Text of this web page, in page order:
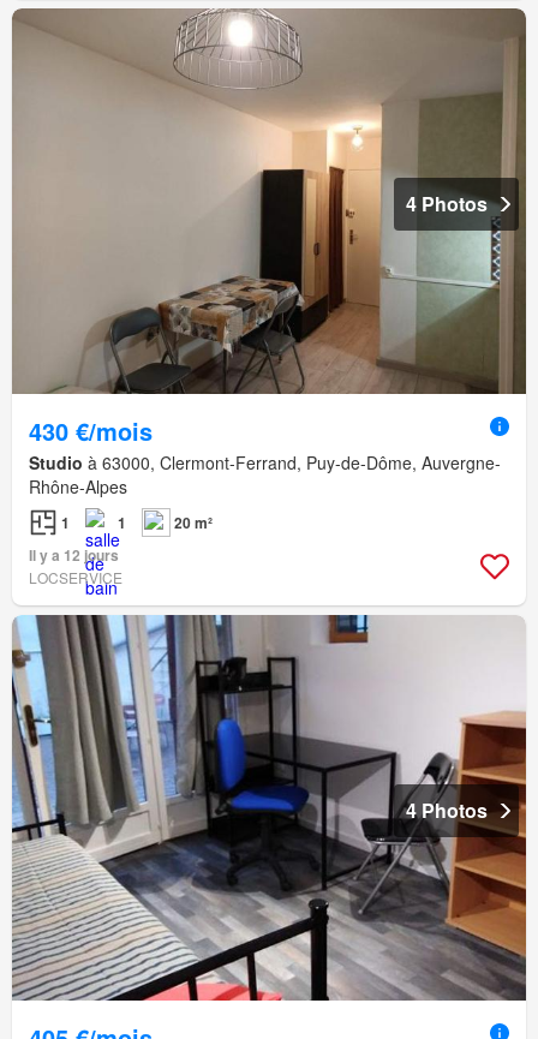
4 Photos
430 €/mois
Studio à 63000, Clermont-Ferrand, Puy-de-Dôme, Auvergne-
Rhône-Alpes
1 1
20 m²
Il y a 12 jours
LOCSERVICE
4 Photos